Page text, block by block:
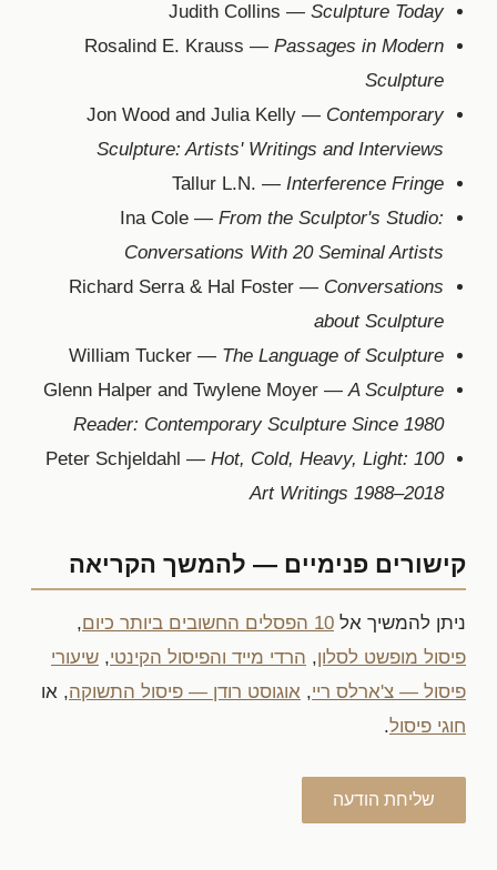
Judith Collins — Sculpture Today
Rosalind E. Krauss — Passages in Modern
Sculpture
Jon Wood and Julia Kelly — Contemporary
Sculpture: Artists' Writings and Interviews
Tallur L.N. — Interference Fringe
Ina Cole — From the Sculptor's Studio:
Conversations With 20 Seminal Artists
Richard Serra & Hal Foster — Conversations
about Sculpture
William Tucker — The Language of Sculpture
Glenn Halper and Twylene Moyer —A Sculpture
Reader: Contemporary Sculpture Since 1980
Peter Schjeldahl — Hot, Cold, Heavy, Light: 100
Art Writings 1988–2018
קישורים פנימיים — להמשך הקריאה
ניתן להמשיך אל 10 הפסלים החשובים ביותר כיום
,
פיסול מופשט לסלון, הרדי מייד והפיסול הקינטי, שיעורי
פיסול — צ'ארלס ריי, אוגוסט רודן — פיסול התשוקה, או
חוגי פיסול.
שליחת הודעה